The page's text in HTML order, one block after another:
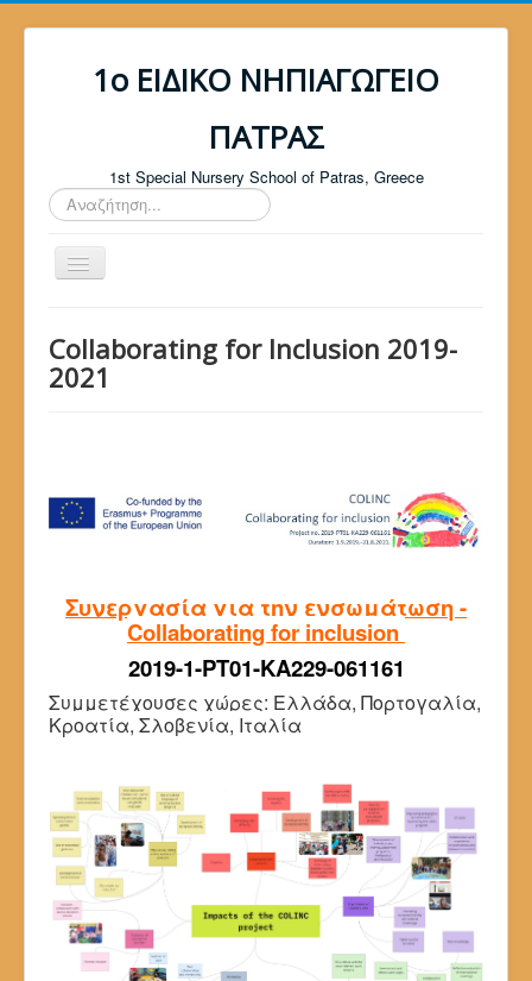
1ο ΕΙΔΙΚΟ ΝΗΠΙΑΓΩΓΕΙΟ
ΠΑΤΡΑΣ
1st Special Nursery School of Patras, Greece
Αναζήτηση...
Το σχολείο
Αγωγή Υγείας
Επικοινωνία
Collaborating for Inclusion 2019-
2021
Συνεργασία για την ενσωμάτωση -
Collaborating for inclusion
2019-1-PT01-KA229-061161
Συμμετέχουσες χώρες: Ελλάδα, Πορτογαλία,
Κροατία, Σλοβενία, Ιταλία